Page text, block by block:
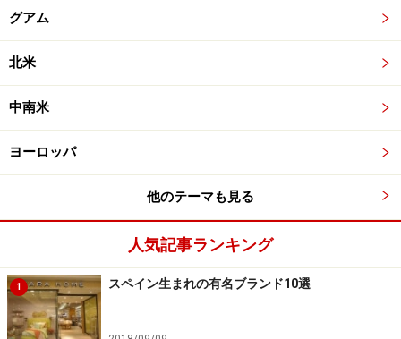
グアム
北米
中南米
ヨーロッパ
他のテーマも見る
人気記事ランキング
1 スペイン生まれの有名ブランド10選